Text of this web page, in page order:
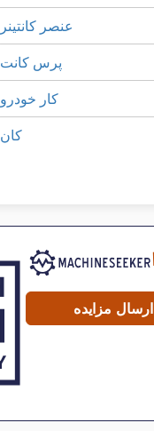
عنصر کانتینر
پرس کانت
کار خودرو
کان
ارسال مزایده